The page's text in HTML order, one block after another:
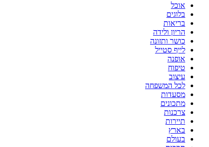
–
מילה
של
אוכל
בלוגים
בריאות
הריון ולידה
כושר ותזונה
לייף סטייל
אופנה
טיפוח
עיצוב
לכל המשפחה
מסעדות
מתכונים
צרכנות
תיירות
בארץ
בעולם